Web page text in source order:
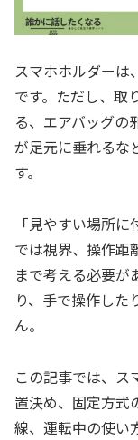
スマホホルダーは
です。ただし、取
る、エアバッグの
が足元に垂れるな
す。
「見やすい場所
では視界、操作距
まで考える必要が
り、手で操作した
ん。
この記事では、
置決め、固定方式
線、運転中の使い